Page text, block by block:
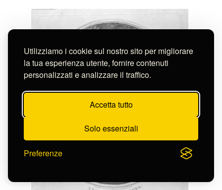
Utilizziamo i cookie sul nostro sito per migliorare
la tua esperienza utente, fornire contenuti
personalizzati e analizzare il traffico.
Accetta tutto
Solo essenziali
Preferenze